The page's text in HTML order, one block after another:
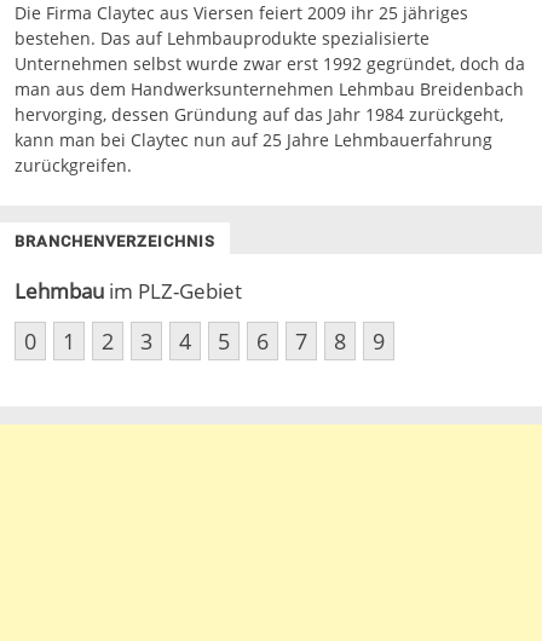
Die Firma Claytec aus Viersen feiert 2009 ihr 25 jähriges
bestehen. Das auf Lehmbauprodukte spezialisierte
Unternehmen selbst wurde zwar erst 1992 gegründet, doch da
man aus dem Handwerksunternehmen Lehmbau Breidenbach
hervorging, dessen Gründung auf das Jahr 1984 zurückgeht,
kann man bei Claytec nun auf 25 Jahre Lehmbauerfahrung
zurückgreifen.
BRANCHENVERZEICHNIS
Lehmbau im PLZ-Gebiet
0 1 2 3 4 5 6 7 8 9